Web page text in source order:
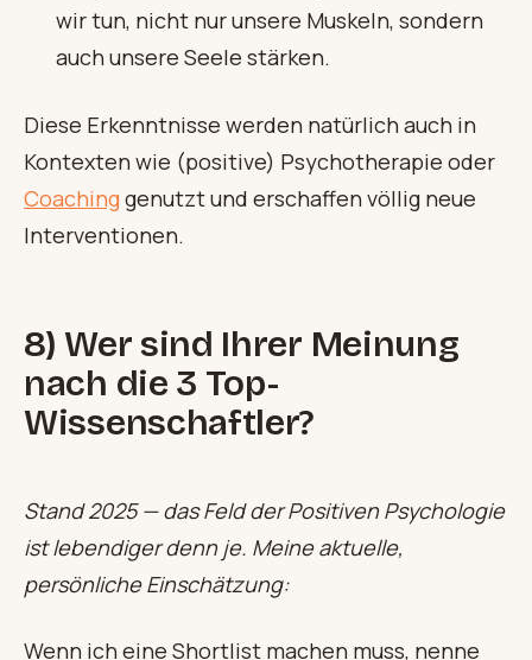
wir tun, nicht nur unsere Muskeln, sondern
auch unsere Seele stärken.
Diese Erkenntnisse werden natürlich auch in
Kontexten wie (positive) Psychotherapie oder
Coachinggenutzt und erschaffen völlig neue
Interventionen.
8) Wer sind Ihrer Meinung
nach die 3 Top-
Wissenschaftler?
Stand 2025 — das Feld der Positiven Psychologie
ist lebendiger denn je. Meine aktuelle,
persönliche Einschätzung:
Wenn ich eine Shortlist machen muss, nenne